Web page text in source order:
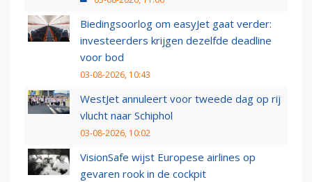
Biedingsoorlog om easyJet gaat verder:
investeerders krijgen dezelfde deadline
voor bod
03-08-2026, 10:43
WestJet annuleert voor tweede dag op rij
vlucht naar Schiphol
03-08-2026, 10:02
VisionSafe wijst Europese airlines op
gevaren rook in de cockpit